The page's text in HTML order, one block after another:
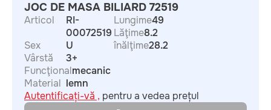
JOC DE MASA BILIARD 72519
Articol
RI-
00072519
Sex
U
Vârstă
3+
Funcţionalmecanic
Material lemn
Lungime49
Lăţime8.2
înălţime28.2
Autentificați-vă , pentru a vedea prețul